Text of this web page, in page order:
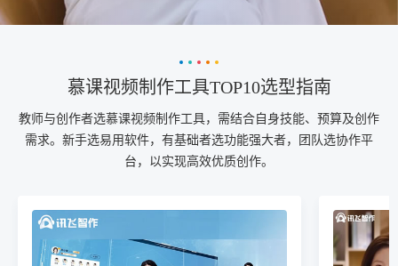
慕课视频制作工具TOP10选型指南
教师与创作者选慕课视频制作工具，需结合自身技能、预算及创作
需求。新手选易用软件，有基础者选功能强大者，团队选协作平
台，以实现高效优质创作。